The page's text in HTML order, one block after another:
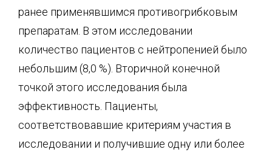
ранее применявшимся противогрибковым
препаратам. В этом исследовании
количество пациентов с нейтропенией было
небольшим (8,0 %). Вторичной конечной
точкой этого исследования была
эффективность. Пациенты,
соответствовавшие критериям участия в
исследовании и получившие одну или более